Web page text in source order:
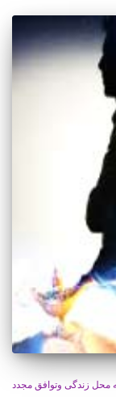
محل زندگی وتوافق مجدد